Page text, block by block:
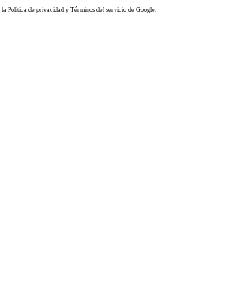
Política de privacidad y Términos del servicio de Google.